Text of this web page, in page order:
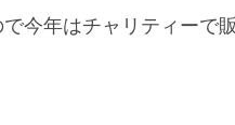
今年はチャリティーで